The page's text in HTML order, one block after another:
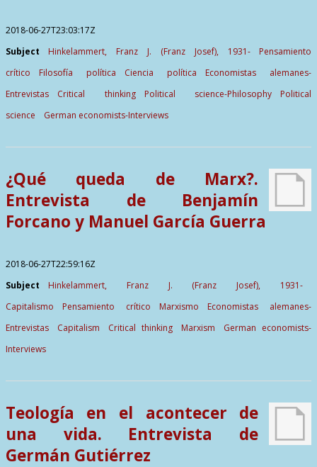
2018-06-27T23:03:17Z
Subject
Hinkelammert, Franz J. (Franz Josef), 1931-
Pensamiento
crítico
Filosofía política Ciencia política
Economistas alemanes-
Entrevistas
Critical thinking Political science-Philosophy
Political
science
German economists-Interviews
¿Qué queda de Marx?.
Entrevista de Benjamín
Forcano y Manuel García Guerra
2018-06-27T22:59:16Z
Subject
Hinkelammert, Franz J. (Franz Josef), 1931-
Capitalismo
Pensamiento crítico Marxismo
Economistas alemanes-
Entrevistas
Capitalism Critical thinking Marxism
German economists-
Interviews
Teología en el acontecer de
una vida. Entrevista de
Germán Gutiérrez